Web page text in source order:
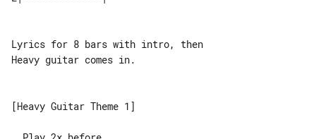
Lyrics for 8 bars with intro, then
Heavy guitar comes in.
[Heavy Guitar Theme 1]